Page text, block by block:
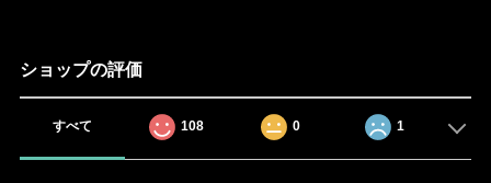
ショップの評価
すべて 108 0 1